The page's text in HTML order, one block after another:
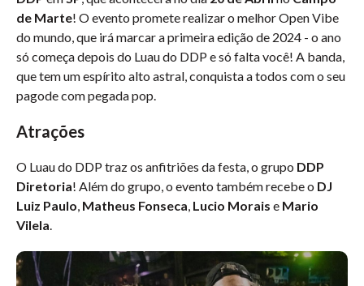
de Marte! O evento promete realizar o melhor Open Vibe
do mundo, que irá marcar a primeira edição de 2024 - o ano
só começa depois do Luau do DDP e só falta você! A banda,
que tem um espírito alto astral, conquista a todos com o seu
pagode com pegada pop.
Atrações
O Luau do DDP traz os anfitriões da festa, o grupo DDP
Diretoria! Além do grupo, o evento também recebe o DJ
Luiz Paulo, Matheus Fonseca, Lucio Morais e Mario
Vilela.